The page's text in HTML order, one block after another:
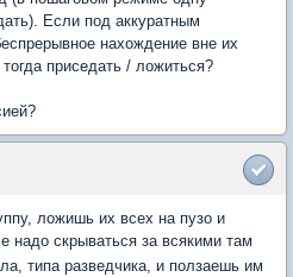
Если под аккуратным
нахождение вне их
приседать / ложиться?
ложишь их всех на пузо и
надо скрываться за всякими там
типа разведчика, и ползаешь им